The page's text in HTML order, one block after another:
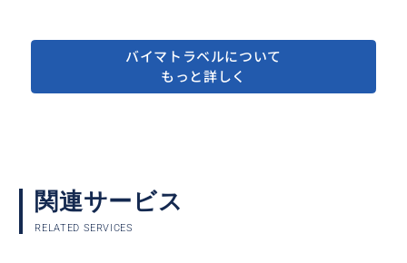
バイマトラベルについて
もっと詳しく
関連サービス
RELATED SERVICES